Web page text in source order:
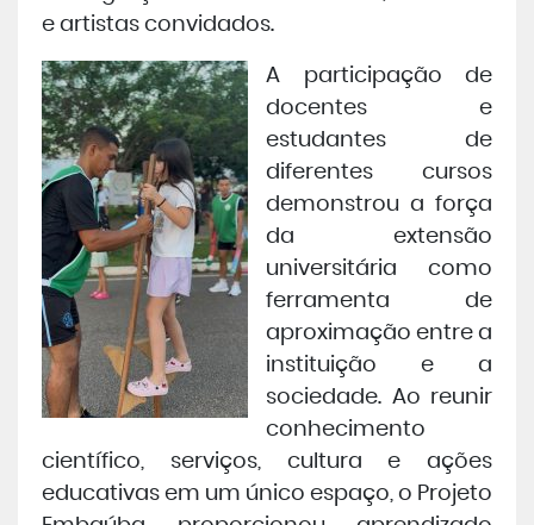
e artistas convidados.
A participação de
docentes e
estudantes de
diferentes cursos
demonstrou a força
da extensão
universitária como
ferramenta de
aproximação entre a
instituição e a
sociedade. Ao reunir
conhecimento
científico, serviços, cultura e ações
educativas em um único espaço, o Projeto